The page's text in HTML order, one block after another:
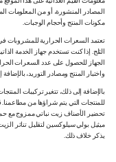
معلومات القيم الغذائية على هذا
المصادر المنشورة، أو من المعلومات
مكونات المنتج وأحجام الوجبات.
تعتمد السعرات الحرارية للمشروبات في
الثلج. إذا كنت تستخدم جهاز الخدمة
الجهاز للحصول على عدد السعرات
واختبار المنتج ومصادر التوريد،
بالإضافة إلى ذلك، تتغير تركيبات
للمنتجات التي يتم شراؤها من
تحضير الأصناف زيت نباتي ممزوج مع
يذكر خلاف ذلك.